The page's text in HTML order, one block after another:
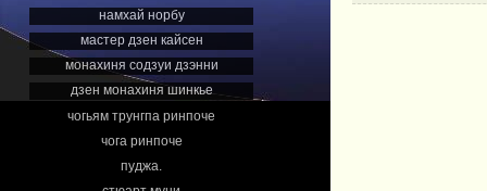
намхай норбу
мастер дзен кайсен
монахиня содзуи дзэнни
дзен монахиня шинкье
чогьям трунгпа ринпоче
чога ринпоче
пуджа.